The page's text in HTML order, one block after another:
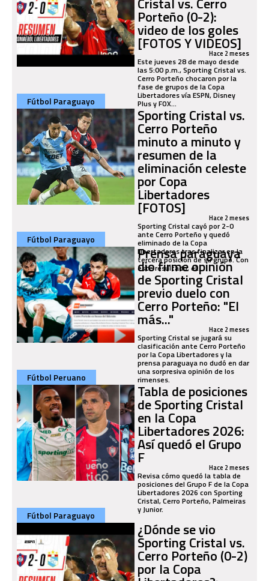
Porteño (0-2):
video de los goles
[FOTOS Y VIDEOS]
Hace 2 meses
Este jueves 28 de mayo desde
las 5:00 p.m., Sporting Cristal vs.
Cerro Porteño chocaron por la
fase de grupos de la Copa
Libertadores vía ESPN, Disney
Plus y FOX...
Fútbol Paraguayo
Sporting Cristal vs.
Cerro Porteño
minuto a minuto y
resumen de la
eliminación celeste
por Copa
Libertadores
[FOTOS] Hace 2 meses
Sporting Cristal cayó por 2-0
ante Cerro Porteño y quedó
eliminado de la Copa
Libertadores tras finalizar en la
tercera posición de su grupo. Con
este resultado, el...
Fútbol Paraguayo
Prensa paraguaya
dio firme opinión
de Sporting Cristal
previo duelo con
Cerro Porteño: "El
más..." Hace 2 meses
Sporting Cristal se jugará su
clasificación ante Cerro Porteño
por la Copa Libertadores y la
prensa paraguaya no dudó en dar
una sorpresiva opinión de los
rimenses.
Fútbol Peruano
Tabla de posiciones
de Sporting Cristal
en la Copa
Libertadores 2026:
Así quedó el Grupo
F Hace 2 meses
Revisa cómo quedó la tabla de
posiciones del Grupo F de la Copa
Libertadores 2026 con Sporting
Cristal, Cerro Porteño, Palmeiras
y Junior.
Fútbol Paraguayo
¿Dónde se vio
Sporting Cristal vs.
Cerro Porteño (0-2)
por la Copa